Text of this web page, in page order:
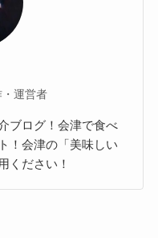
・運営者
ブログ！会津で食べ
！会津の「美味しい
ください！